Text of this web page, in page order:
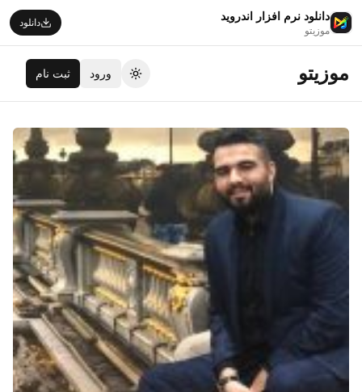
دانلود نرم افزار اندروید
موزیتو
دانلود
موزیتو تغییر تم
ورود ثبت نام